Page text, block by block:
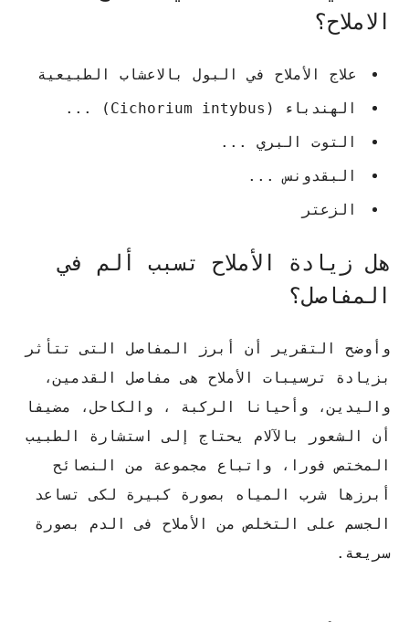
الاملاح؟
علاج الأملاح في البول بالاعشاب الطبيعية
الهندباء (Cichorium intybus) ...
التوت البري ...
البقدونس ...
الزعتر
هل زيادة الأملاح تسبب ألم في
المفاصل؟
وأوضح التقرير أن أبرز المفاصل التى تتأثر
بزيادة ترسيبات الأملاح هى مفاصل القدمين،
واليدين، وأحيانا الركبة ، والكاحل، مضيفا
أن الشعور بالآلام يحتاج إلى استشارة الطبيب
المختص فورا، واتباع مجموعة من النصائح
أبرزها شرب المياه بصورة كبيرة لكى تساعد
الجسم على التخلص من الأملاح فى الدم بصورة
سريعة.